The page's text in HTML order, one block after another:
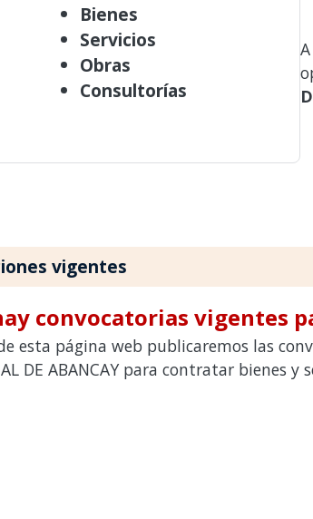
Bienes
Servicios
Obras
Consultorías
vigentes
convocatorias vigentes
esta página web publicaremos las
DE ABANCAY para contratar bienes y